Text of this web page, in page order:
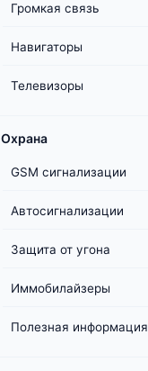
Громкая связь
Навигаторы
Телевизоры
Охрана
GSM сигнализации
Автосигнализации
Защита от угона
Иммобилайзеры
Полезная информация